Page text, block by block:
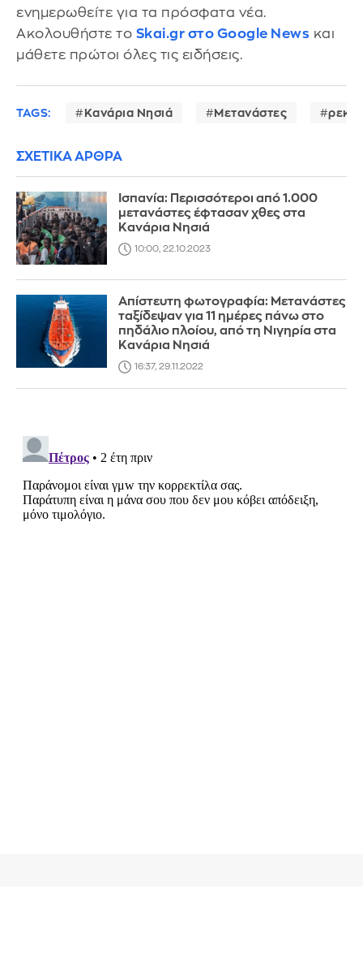
ενημερωθείτε για τα πρόσφατα νέα.
Ακολουθήστε το Skai.gr στο Google News και
μάθετε πρώτοι όλες τις ειδήσεις.
TAGS: Κανάρια Νησιά Μετανάστες
ΣΧΕΤΙΚΑ ΑΡΘΡΑ
Ισπανία: Περισσότεροι από 1.000
μετανάστες έφτασαν χθες στα
Κανάρια Νησιά
10:00, 22.10.2023
Απίστευτη φωτογραφία: Μετανάστες
ταξίδεψαν για 11 ημέρες πάνω στο
πηδάλιο πλοίου, από τη Νιγηρία στα
Κανάρια Νησιά
16:37, 29.11.2022